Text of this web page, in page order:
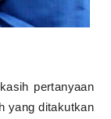
pertanyaan
yang ditakutkan